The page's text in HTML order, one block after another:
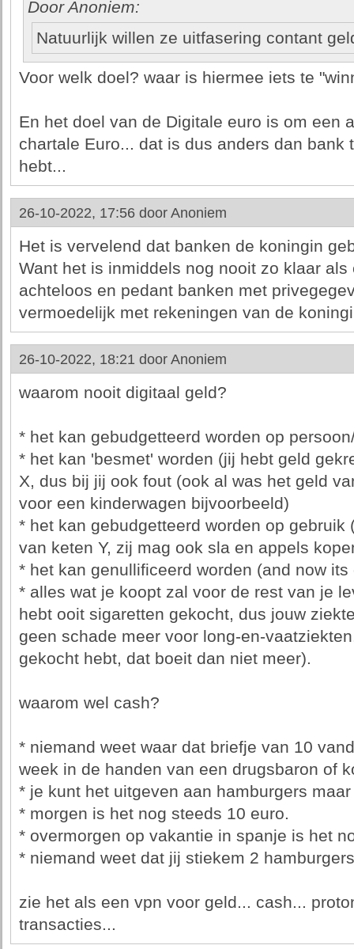
Door Anoniem:
Natuurlijk willen ze uitfasering contant
Voor welk doel? waar is hiermee iets te
En het doel van de Digitale euro is om een
chartale Euro... dat is dus anders dan bank
hebt...
26-10-2022, 17:56 door Anoniem
Het is vervelend dat banken de koningin
Want het is inmiddels nog nooit zo klaar
achteloos en pedant banken met
vermoedelijk met rekeningen van de
26-10-2022, 18:21 door Anoniem
waarom nooit digitaal geld?
* het kan gebudgetteerd worden op
* het kan 'besmet' worden (jij hebt geld
X, dus bij jij ook fout (ook al was het geld
voor een kinderwagen bijvoorbeeld)
* het kan gebudgetteerd worden op gebruik
van keten Y, zij mag ook sla en appels
* het kan genullificeerd worden (and now its
* alles wat je koopt zal voor de rest van je
hebt ooit sigaretten gekocht, dus jouw
geen schade meer voor long-en-
gekocht hebt, dat boeit dan niet meer).
waarom wel cash?
* niemand weet waar dat briefje van 10
week in de handen van een drugsbaron of
* je kunt het uitgeven aan hamburgers
* morgen is het nog steeds 10 euro.
* overmorgen op vakantie in spanje is het
* niemand weet dat jij stiekem 2
zie het als een vpn voor geld... cash...
transacties...